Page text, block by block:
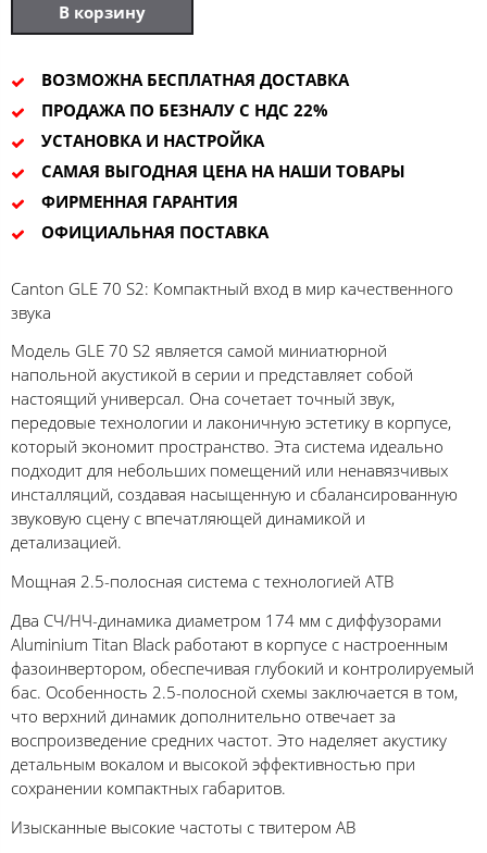
В корзину
ВОЗМОЖНА БЕСПЛАТНАЯ ДОСТАВКА
ПРОДАЖА ПО БЕЗНАЛУ С НДС 22%
УСТАНОВКА И НАСТРОЙКА
САМАЯ ВЫГОДНАЯ ЦЕНА НА НАШИ ТОВАРЫ
ФИРМЕННАЯ ГАРАНТИЯ
ОФИЦИАЛЬНАЯ ПОСТАВКА
Canton GLE 70 S2: Компактный вход в мир качественного
звука
Модель GLE 70 S2 является самой миниатюрной
напольной акустикой в серии и представляет собой
настоящий универсал. Она сочетает точный звук,
передовые технологии и лаконичную эстетику в корпусе,
который экономит пространство. Эта система идеально
подходит для небольших помещений или ненавязчивых
инсталляций, создавая насыщенную и сбалансированную
звуковую сцену с впечатляющей динамикой и
детализацией.
Мощная 2.5-полосная система с технологией ATB
Два СЧ/НЧ-динамика диаметром 174 мм с диффузорами
Aluminium Titan Black работают в корпусе с настроенным
фазоинвертором, обеспечивая глубокий и контролируемый
бас. Особенность 2.5-полосной схемы заключается в том,
что верхний динамик дополнительно отвечает за
воспроизведение средних частот. Это наделяет акустику
детальным вокалом и высокой эффективностью при
сохранении компактных габаритов.
Изысканные высокие частоты с твитером AB